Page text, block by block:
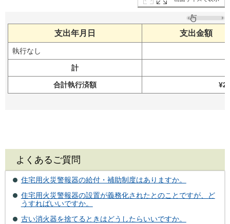
支出年月日 支出金額
執行なし
計
合計執行済額
よくあるご質問
住宅用火災警報器の給付・補助制度はありますか。
住宅用火災警報器の設置が義務化されたとのことですが、ど
うすればいいですか。
古い消火器を捨てるときはどうしたらいいですか。